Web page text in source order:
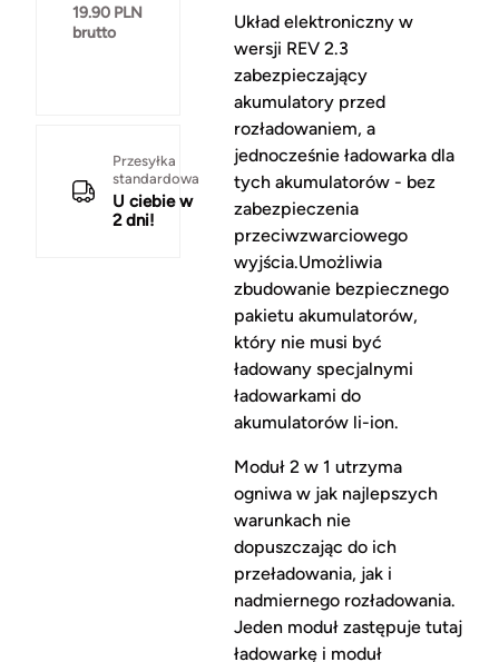
19.90 PLN
brutto
Przesyłka
standardowa
U ciebie w
2 dni!
Układ elektroniczny w
wersji REV 2.3
zabezpieczający
akumulatory przed
rozładowaniem, a
jednocześnie ładowarka dla
tych akumulatorów - bez
zabezpieczenia
przeciwzwarciowego
wyjścia.Umożliwia
zbudowanie bezpiecznego
pakietu akumulatorów,
który nie musi być
ładowany specjalnymi
ładowarkami do
akumulatorów li-ion.
Moduł 2 w 1 utrzyma
ogniwa w jak najlepszych
warunkach nie
dopuszczając do ich
przeładowania, jak i
nadmiernego rozładowania.
Jeden moduł zastępuje tutaj
ładowarkę i moduł